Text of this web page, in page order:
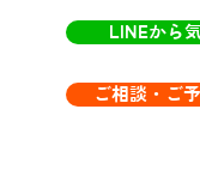
LINEから
ご相談・ご